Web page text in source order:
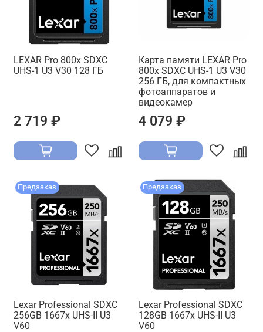
LEXAR Pro 800x SDXC
UHS-1 U3 V30 128 ГБ
2 719 ₽
Карта памяти LEXAR Pro
800x SDXC UHS-1 U3 V30
256 ГБ, для компактных
фотоаппаратов и
видеокамер
4 079 ₽
Предзаказ
Lexar Professional SDXC
256GB 1667x UHS-II U3
V60
Предзаказ
Lexar Professional SDXC
128GB 1667x UHS-II U3
V60